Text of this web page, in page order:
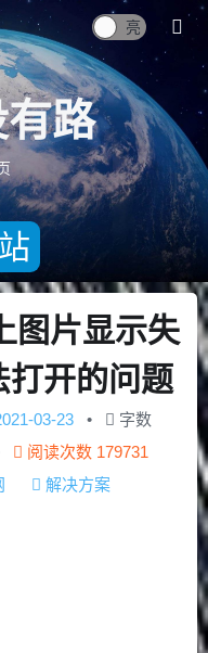
路
图片显示失
开的问题
03-23
字数
阅读次数 179731
解决方案